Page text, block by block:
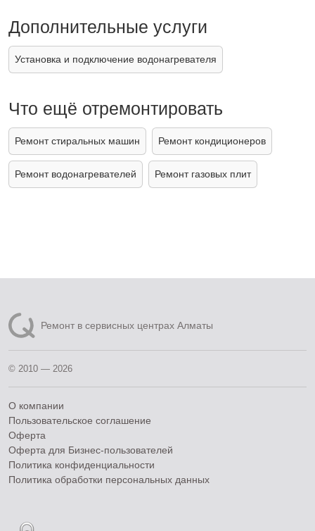
Дополнительные услуги
Установка и подключение водонагревателя
Что ещё отремонтировать
Ремонт стиральных машин Ремонт кондиционеров
Ремонт водонагревателей Ремонт газовых плит
Ремонт в сервисных центрах Алматы
© 2010 — 2026
О компании
Пользовательское соглашение
Оферта
Оферта для Бизнес-пользователей
Политика конфиденциальности
Политика обработки персональных данных